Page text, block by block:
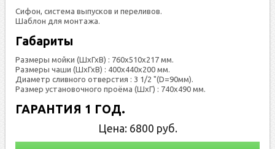
Сифон, система выпусков и переливов.
Шаблон для монтажа.
Габариты
Размеры мойки (ШхГхВ) : 760х510х217 мм.
Размеры чаши (ШхГхВ) : 400х440х200 мм.
Диаметр сливного отверстия : 3 1/2 "(D=90мм).
Размер установочного проёма (ШхГ) : 740х490 мм.
ГАРАНТИЯ 1 ГОД.
Цена: 6800 руб.